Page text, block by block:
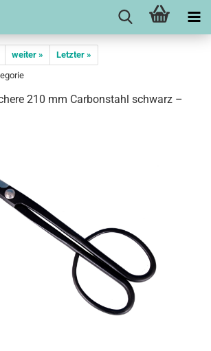
weiter »
Letzter »
210 mm Carbonstahl schwarz –